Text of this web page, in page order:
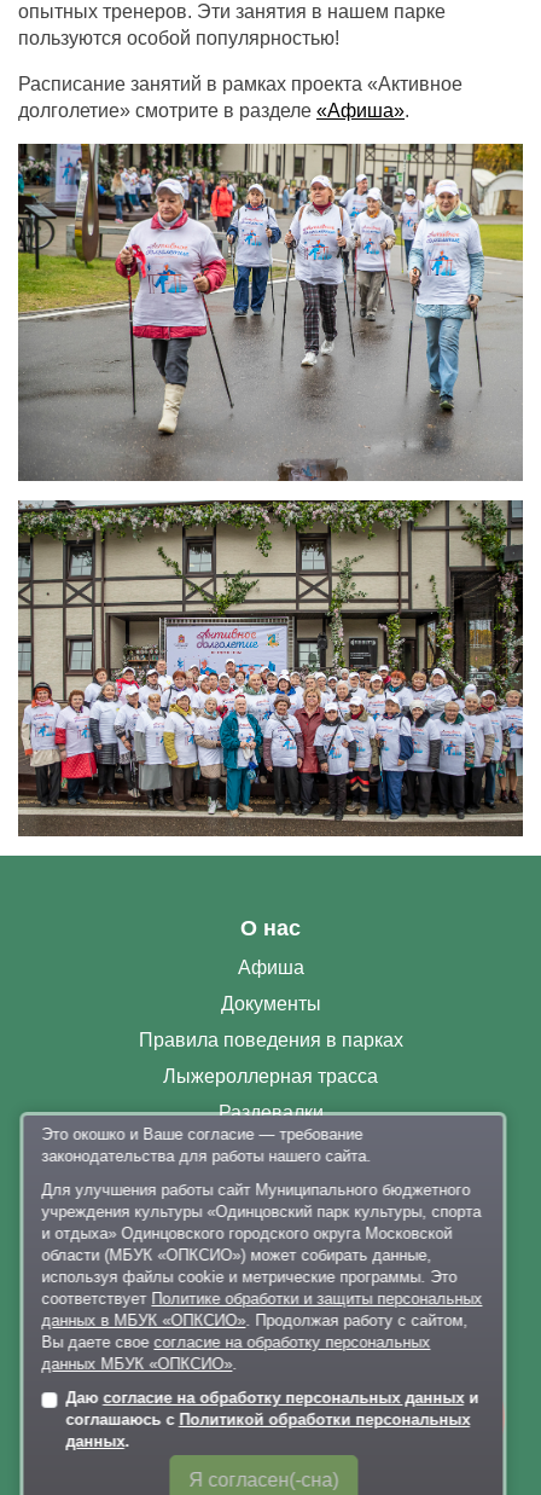
опытных тренеров. Эти занятия в нашем парке
пользуются особой популярностью!
Расписание занятий в рамках проекта «Активное
долголетие» смотрите в разделе «Афиша».
О нас
Афиша
Документы
Правила поведения в парках
Лыжероллерная трасса
Раздевалки
Парковка
Контакты
+7 926 341-20-63,+7 926 341-20-82
delo@lazytina-park.ru
Политика обработки персональных данных
Карта сайта
Онлайн-
запись
Это окошко и Ваше согласие — требование
законодательства для работы нашего сайта.
Для улучшения работы сайт Муниципального бюджетного
учреждения культуры «Одинцовский парк культуры, спорта
и отдыха» Одинцовского городского округа Московской
области (МБУК «ОПКСИО») может собирать данные,
используя файлы cookie и метрические программы. Это
соответствует Политике обработки и защиты персональных
данных в МБУК «ОПКСИО». Продолжая работу с сайтом,
Вы даете своесогласие на обработку персональных
данных МБУК «ОПКСИО».
Даю согласие на обработку персональных данныхи
соглашаюсь с Политикой обработки персональных
данных.
Я согласен(-сна)